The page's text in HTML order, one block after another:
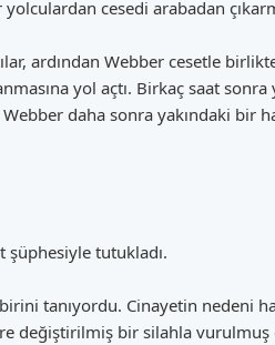
cesedi arabadan
ardından Webber cesetle
yol açtı. Birkaç saat
daha sonra yakındaki bir
şüphesiyle tutukladı.
tanıyordu. Cinayetin nedeni
değiştirilmiş bir silahla